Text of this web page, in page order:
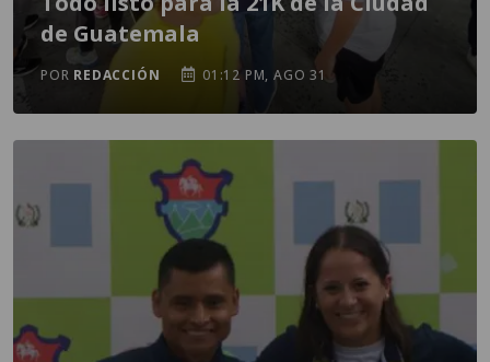
de Guatemala
POR REDACCIÓN 01:12 PM, AGO 31